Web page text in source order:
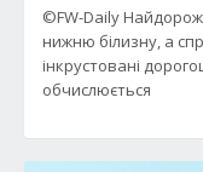
©FW-Daily
нижню білизну, а
інкрустовані
обчислюється